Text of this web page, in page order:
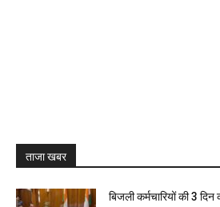
ताजा खबर
बिजली कर्मचारियों की 3